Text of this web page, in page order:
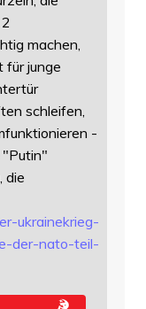
machen,
für junge
schleifen,
-
"Putin"
die
ukrainekrieg-
der-nato-teil-